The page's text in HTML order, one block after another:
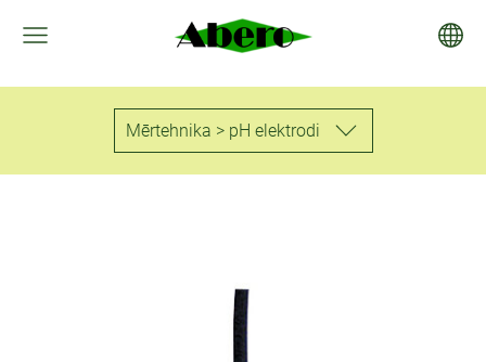
Mērtehnika > pH elektrodi